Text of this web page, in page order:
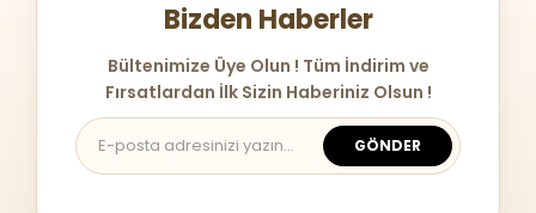
Bizden Haberler
Bültenimize Üye Olun ! Tüm İndirim ve
Fırsatlardan İlk Sizin Haberiniz Olsun !
GÖNDER